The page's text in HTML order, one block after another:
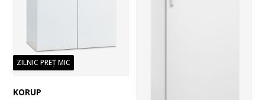
ZILNIC PREȚ MIC
KORUP